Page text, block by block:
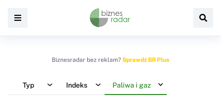
Biznesradar bez reklam? Sprawdź BR Plus
Typ Indeks Paliwa i gaz